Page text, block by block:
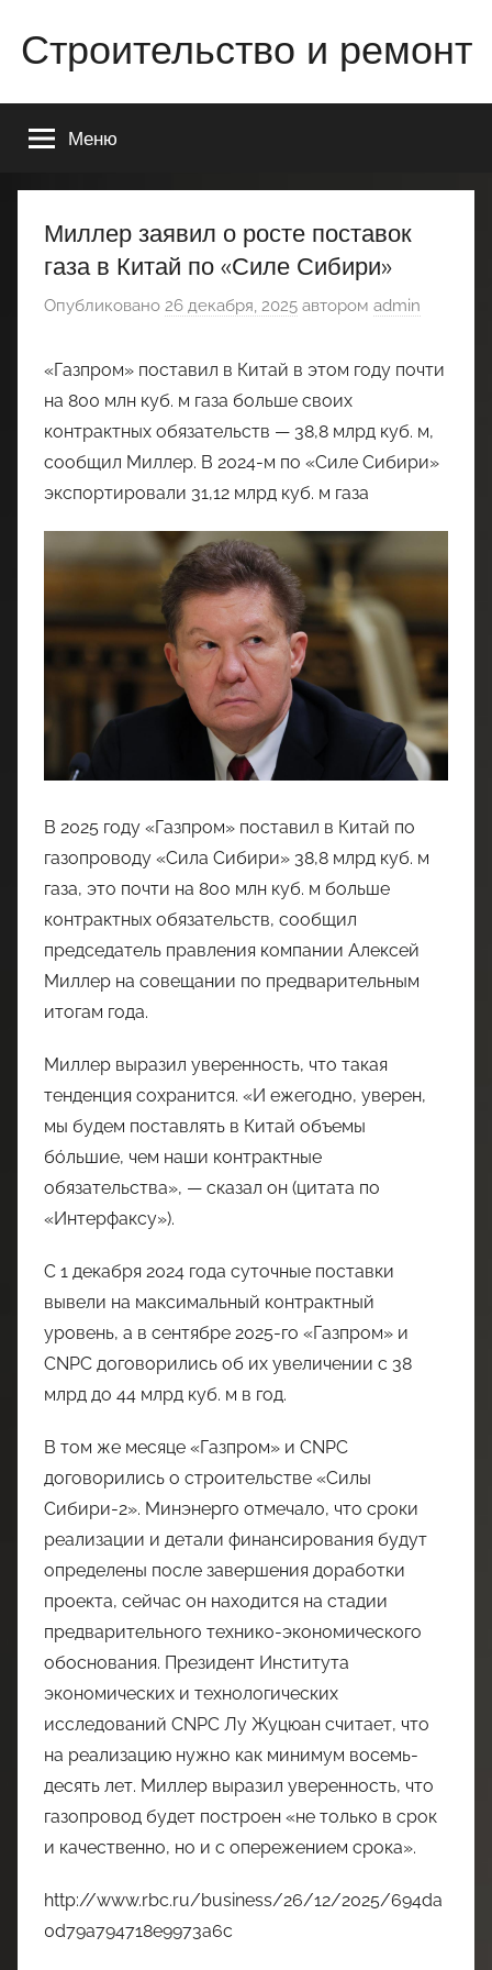
содержимому
Строительство и ремонт
строительстве
ремонте
Вашего
квартиры
Меню
Миллер заявил о росте поставок
газа в Китай по «Силе Сибири»
Опубликовано 26 декабря, 2025 автором admin
«Газпром» поставил в Китай в этом году почти
на 800 млн куб. м газа больше своих
контрактных обязательств — 38,8 млрд куб. м,
сообщил Миллер. В 2024-м по «Силе Сибири»
экспортировали 31,12 млрд куб. м газа
В 2025 году «Газпром» поставил в Китай по
газопроводу «Сила Сибири» 38,8 млрд куб. м
газа, это почти на 800 млн куб. м больше
контрактных обязательств, сообщил
председатель правления компании Алексей
Миллер на совещании по предварительным
итогам года.
Миллер выразил уверенность, что такая
тенденция сохранится. «И ежегодно, уверен,
мы будем поставлять в Китай объемы
бóльшие, чем наши контрактные
обязательства», — сказал он (цитата по
«Интерфаксу»).
С 1 декабря 2024 года суточные поставки
вывели на максимальный контрактный
уровень, а в сентябре 2025-го «Газпром» и
CNPC договорились об их увеличении с 38
млрд до 44 млрд куб. м в год.
В том же месяце «Газпром» и CNPC
договорились о строительстве «Силы
Сибири-2». Минэнерго отмечало, что сроки
реализации и детали финансирования будут
определены после завершения доработки
проекта, сейчас он находится на стадии
предварительного технико-экономического
обоснования. Президент Института
экономических и технологических
исследований CNPC Лу Жуцюан считает, что
на реализацию нужно как минимум восемь-
десять лет. Миллер выразил уверенность, что
газопровод будет построен «не только в срок
и качественно, но и с опережением срока».
http://www.rbc.ru/business/26/12/2025/694da
0d79a794718e9973a6c